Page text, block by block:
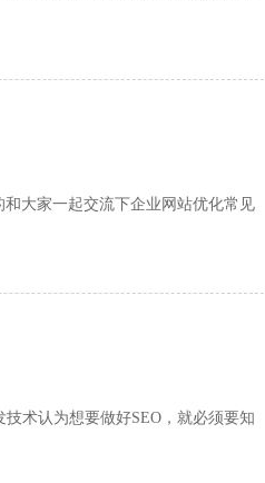
大家一起交流下企业网站优化常见
术认为想要做好SEO，就必须要知